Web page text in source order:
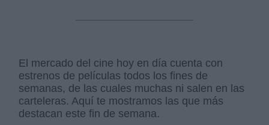
El mercado del cine hoy en día cuenta con
estrenos de películas todos los fines de
semanas, de las cuales muchas ni salen en las
carteleras. Aquí te mostramos las que más
destacan este fin de semana.